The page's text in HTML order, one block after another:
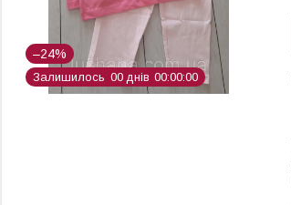
–24%
Залишилось 00 днів 00 00 00